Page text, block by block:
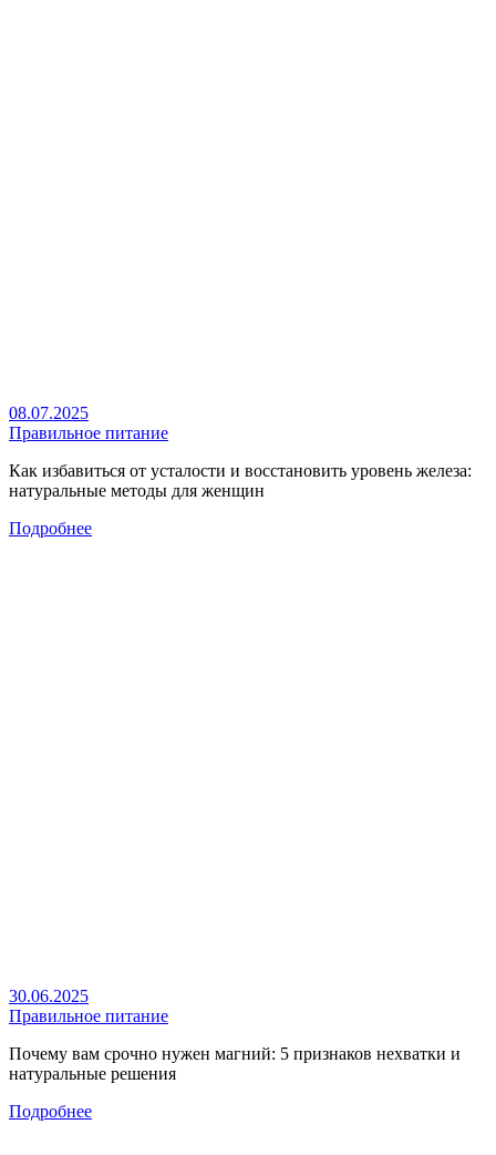
08.07.2025
Правильное питание
Как избавиться от усталости и восстановить уровень железа:
натуральные методы для женщин
Подробнее
30.06.2025
Правильное питание
Почему вам срочно нужен магний: 5 признаков нехватки и
натуральные решения
Подробнее